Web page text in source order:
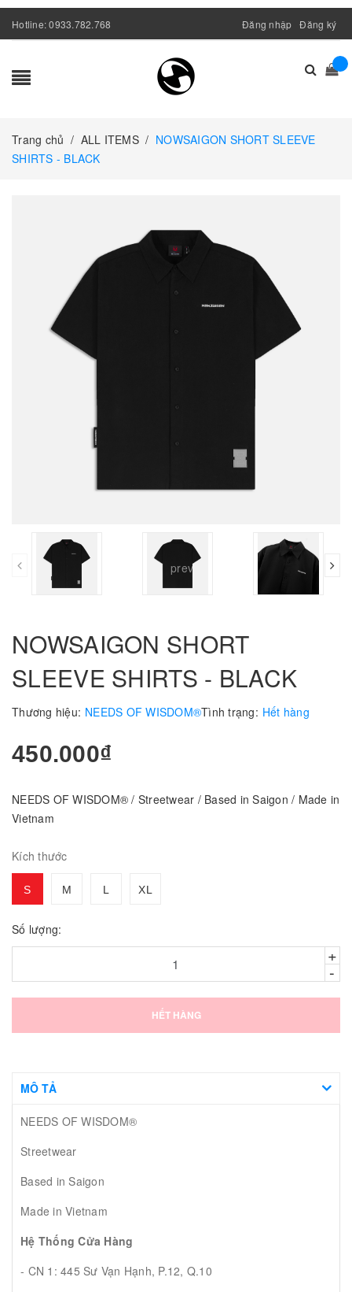
Hotline:0933.782.768 Đăng nhập Đăng ký
Trang chủ / ALL ITEMS / NOWSAIGON SHORT SLEEVE
SHIRTS - BLACK
prev
NOWSAIGON SHORT
SLEEVE SHIRTS - BLACK
Thương hiệu: NEEDS OF WISDOM®Tình trạng: Hết hàng
450.000₫
NEEDS OF WISDOM® / Streetwear / Based in Saigon / Made in
Vietnam
Kích thước
S M L XL
Số lượng:
+
-
HẾT HÀNG
MÔ TẢ
NEEDS OF WISDOM®
Streetwear
Based in Saigon
Made in Vietnam
Hệ Thống Cửa Hàng
- CN 1: 445 Sư Vạn Hạnh, P.12, Q.10